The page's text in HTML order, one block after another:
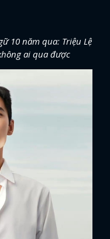
10 năm qua: Triệu Lệ
ai qua được